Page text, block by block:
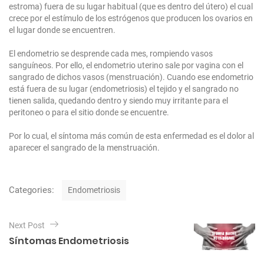
estroma) fuera de su lugar habitual (que es dentro del útero) el cual
crece por el estímulo de los estrógenos que producen los ovarios en
el lugar donde se encuentren.
El endometrio se desprende cada mes, rompiendo vasos
sanguíneos. Por ello, el endometrio uterino sale por vagina con el
sangrado de dichos vasos (menstruación). Cuando ese endometrio
está fuera de su lugar (endometriosis) el tejido y el sangrado no
tienen salida, quedando dentro y siendo muy irritante para el
peritoneo o para el sitio donde se encuentre.
Por lo cual, el síntoma más común de esta enfermedad es el dolor al
aparecer el sangrado de la menstruación.
Categories:
o
Endometriosis
a
Next Post
Síntomas Endometriosis